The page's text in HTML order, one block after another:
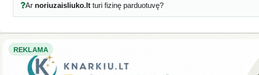
Ar noriuzaisliuko.ltturi fizinę parduotuvę?
REKLAMA